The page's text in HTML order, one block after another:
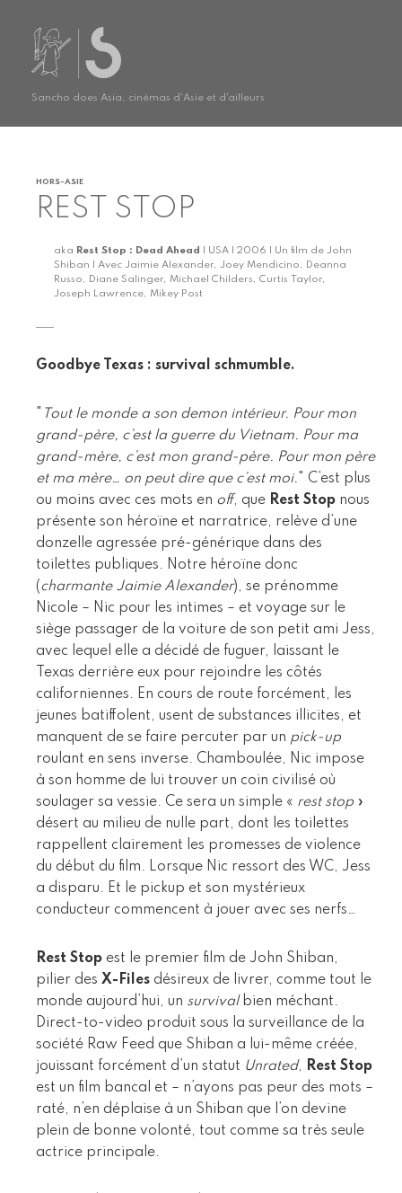
Sancho does Asia, cinémas d'Asie et d'ailleurs
HORS-ASIE
REST STOP
aka Rest Stop : Dead Ahead
| USA | 2006 | Un film de John
Shiban | Avec Jaimie Alexander, Joey Mendicino, Deanna
Russo, Diane Salinger, Michael Childers, Curtis Taylor,
Joseph Lawrence, Mikey Post
Goodbye Texas : survival schmumble.
Tout le monde a son demon intérieur. Pour mon
grand-père, c’est la guerre du Vietnam. Pour ma
grand-mère, c’est mon grand-père. Pour mon père
et ma mère… on peut dire que c’est moi. " C’est plus
ou moins avec ces mots en off, que Rest Stop nous
présente son héroïne et narratrice, relève d’une
donzelle agressée pré-générique dans des
toilettes publiques. Notre héroïne donc
(charmante Jaimie Alexander), se prénomme
Nicole – Nic pour les intimes – et voyage sur le
siège passager de la voiture de son petit ami Jess,
avec lequel elle a décidé de fuguer, laissant le
Texas derrière eux pour rejoindre les côtés
californiennes. En cours de route forcément, les
jeunes batiffolent, usent de substances illicites, et
manquent de se faire percuter par un pick-up
roulant en sens inverse. Chamboulée, Nic impose
à son homme de lui trouver un coin civilisé où
soulager sa vessie. Ce sera un simple « rest stop »
désert au milieu de nulle part, dont les toilettes
rappellent clairement les promesses de violence
du début du film. Lorsque Nic ressort des WC, Jess
a disparu. Et le pickup et son mystérieux
conducteur commencent à jouer avec ses nerfs…
Rest Stop est le premier film de John Shiban,
pilier des X-Files désireux de livrer, comme tout le
monde aujourd’hui, un survivalbien méchant.
Direct-to-video produit sous la surveillance de la
société Raw Feed que Shiban a lui-même créée,
jouissant forcément d’un statut Unrated,
Rest Stop
est un film bancal et – n’ayons pas peur des mots –
raté, n’en déplaise à un Shiban que l’on devine
plein de bonne volonté, tout comme sa très seule
actrice principale.